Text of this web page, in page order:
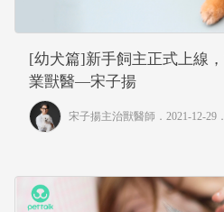
[幼犬篇]新手飼主正式上線
業獸醫—宋子揚
宋子揚主治獸醫師 ．2021-12-29．